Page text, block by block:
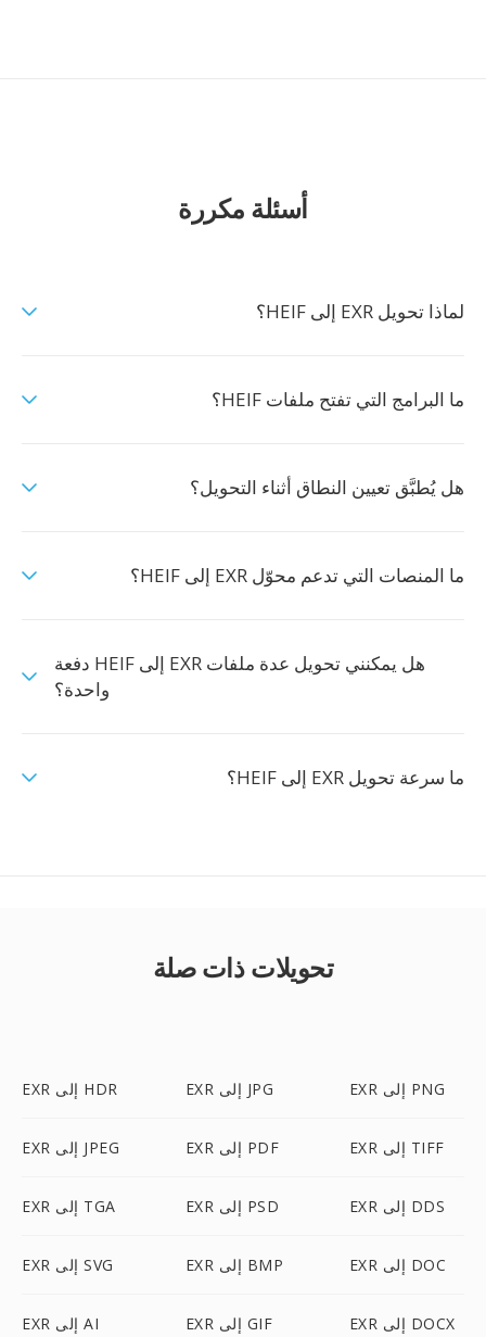
أسئلة مكررة
لماذا تحويل EXR إلى HEIF؟
ما البرامج التي تفتح ملفات HEIF؟
هل يُطبَّق تعيين النطاق أثناء التحويل؟
ما المنصات التي تدعم محوّل EXR إلى HEIF؟
هل يمكنني تحويل عدة ملفات EXR إلى HEIF دفعة
واحدة؟
ما سرعة تحويل EXR إلى HEIF؟
تحويلات ذات صلة
EXR إلى HDR EXR إلى JPG EXR إلى PNG
EXR إلى JPEG EXR إلى PDF EXR إلى TIFF
EXR إلى TGA EXR إلى PSD EXR إلى DDS
EXR إلى SVG EXR إلى BMP EXR إلى DOC
EXR إلى AI EXR إلى GIF EXR إلى DOCX